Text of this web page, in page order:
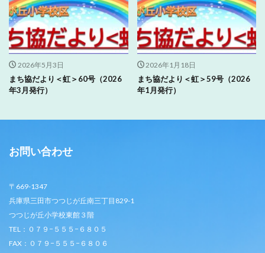
2026年5月3日
まち協だより＜虹＞60号（2026
年3月発行）
2026年1月18日
まち協だより＜虹＞59号（2026
年1月発行）
お問い合わせ
〒669-1347
兵庫県三田市つつじが丘南三丁目829-1
つつじが丘小学校東館３階
TEL：０７９−５５５−６８０５
FAX：０７９−５５５−６８０６